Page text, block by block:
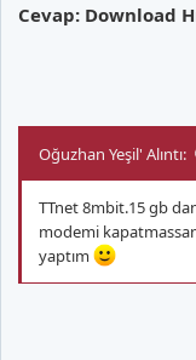
Cevap: Download
Oğuzhan Yeşil' Alıntı:
TTnet 8mbit.15 gb
modemi
yaptım